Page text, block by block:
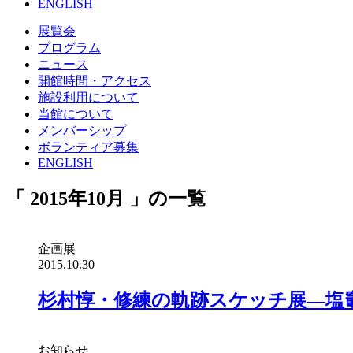
ENGLISH
展覧会
プログラム
ニュース
開館時間・アクセス
施設利用について
当館について
メンバーシップ
ボランティア募集
ENGLISH
「 2015年10月 」の一覧
企画展
2015.10.30
杉村惇・修練の軌跡スケッチ展―塩
お知らせ